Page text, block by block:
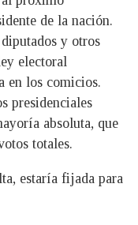
de la nación.
y otros
electoral
en los comicios.
presidenciales
absoluta, que
totales.
estaría fijada para